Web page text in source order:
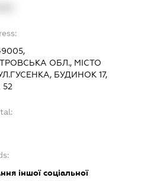
ОБЛ., МІСТО
БУДИНОК 17,
іншої соціальної